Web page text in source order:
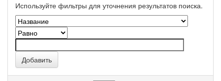
Используйте фильтры для уточнения результатов поиска.